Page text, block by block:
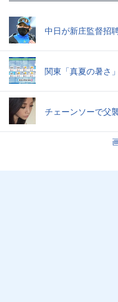
中日が新庄監督招
関東「真夏の暑さ
チェーンソーで父